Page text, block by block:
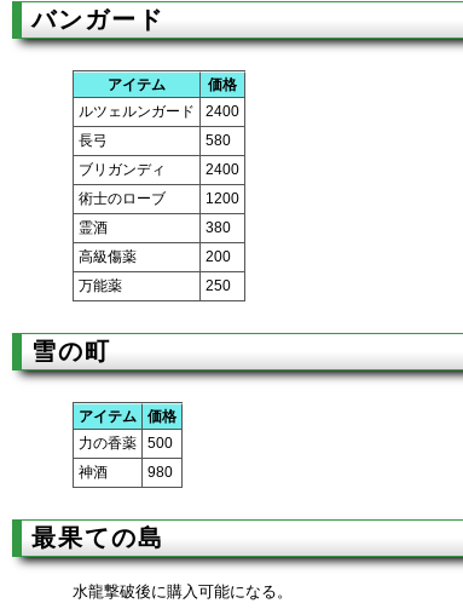
バンガード
アイテム
価格
ルツェルンガード
2400
長弓
580
ブリガンディ
2400
術士のローブ
1200
霊酒
380
高級傷薬
200
万能薬
250
雪の町
アイテム
価格
力の香薬
500
神酒
980
最果ての島
水龍撃破後に購入可能になる。